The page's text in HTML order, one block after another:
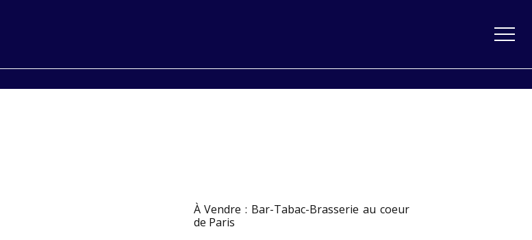
À Vendre : Bar-Tabac-Brasserie au coeur
de Paris